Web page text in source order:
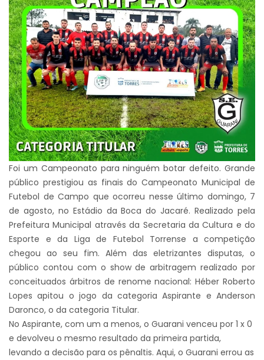
Foi um Campeonato para ninguém botar defeito. Grande
público prestigiou as finais do Campeonato Municipal de
Futebol de Campo que ocorreu nesse último domingo, 7
de agosto, no Estádio da Boca do Jacaré. Realizado pela
Prefeitura Municipal através da Secretaria da Cultura e do
Esporte e da Liga de Futebol Torrense a competição
chegou ao seu fim. Além das eletrizantes disputas, o
público contou com o show de arbitragem realizado por
conceituados árbitros de renome nacional: Héber Roberto
Lopes apitou o jogo da categoria Aspirante e Anderson
Daronco, o da categoria Titular.
No Aspirante, com um a menos, o Guarani venceu por 1 x 0
e devolveu o mesmo resultado da primeira partida,
levando a decisão para os pênaltis. Aqui, o Guarani errou as